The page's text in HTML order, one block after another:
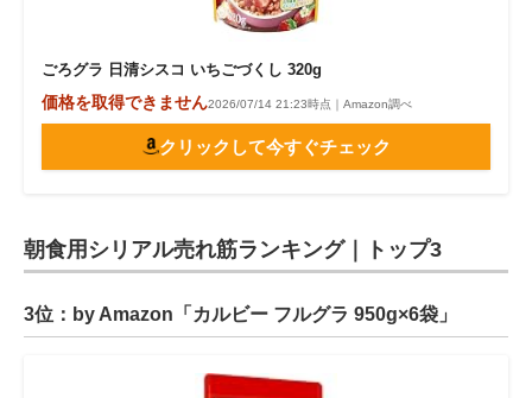
ごろグラ 日清シスコ いちごづくし 320g
価格を取得できません2026/07/14 21:23時点｜Amazon調べ
クリックして今すぐチェック
朝食用シリアル売れ筋ランキング｜トップ3
3位：by Amazon「カルビー フルグラ 950g×6袋」